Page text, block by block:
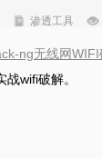
渗透工具
ng无线网
wifi破解。